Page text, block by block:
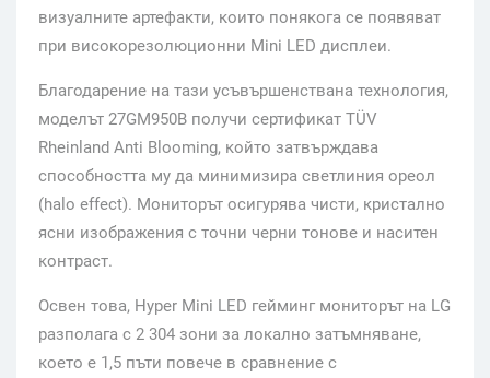
визуалните артефакти, които понякога се появяват
при високорезолюционни Mini LED дисплеи.
Благодарение на тази усъвършенствана технология,
моделът 27GM950B получи сертификат TÜV
Rheinland Anti Blooming, който затвърждава
способността му да минимизира светлиния ореол
(halo effect). Мониторът осигурява чисти, кристално
ясни изображения с точни черни тонове и наситен
контраст.
Освен това, Hyper Mini LED гейминг мониторът на LG
разполага с 2 304 зони за локално затъмняване,
което е 1,5 пъти повече в сравнение с